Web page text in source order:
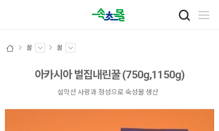
꿀 꿀
아카시아 벌집내린꿀 (750g,1150g)
설악산 사랑과 정성으로 숙성꿀 생산